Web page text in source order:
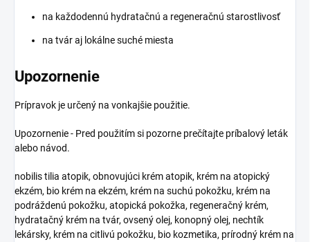
na každodennú hydratačnú a regeneračnú starostlivosť
na tvár aj lokálne suché miesta
Upozornenie
Prípravok je určený na vonkajšie použitie.
Upozornenie - Pred použitím si pozorne prečítajte príbalový leták
alebo návod.
nobilis tilia atopik, obnovujúci krém atopik, krém na atopický
ekzém, bio krém na ekzém, krém na suchú pokožku, krém na
podráždenú pokožku, atopická pokožka, regeneračný krém,
hydratačný krém na tvár, ovsený olej, konopný olej, nechtík
lekársky, krém na citlivú pokožku, bio kozmetika, prírodný krém na